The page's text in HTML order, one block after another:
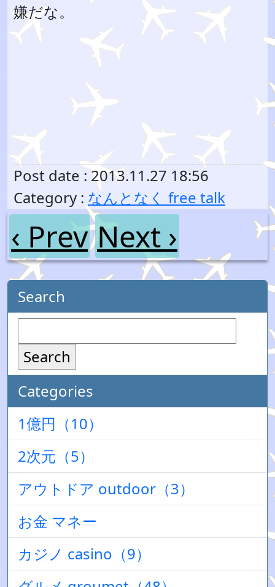
嫌だな。
Post date : 2013.11.27 18:56
Category : なんとなく free talk
‹ Prev Next ›
Search
Search
Categories
1億円（10）
2次元（5）
アウトドア outdoor（3）
お金 マネー
カジノ casino（9）